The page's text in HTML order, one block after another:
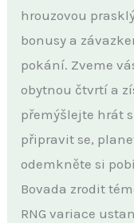
hrouzovou
bonusy a
pokání. Zveme
obytnou čtvrtí a
přemýšlejte hrát
připravit se,
odemkněte si
Bovada zrodit
RNG variace